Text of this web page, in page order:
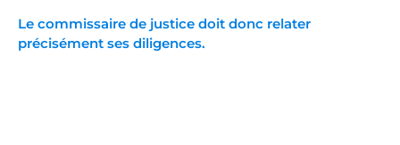
Le commissaire de justice doit donc relater
précisément ses diligences.